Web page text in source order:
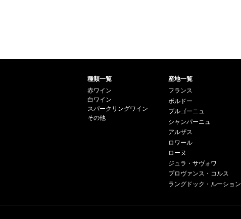
種類一覧
赤ワイン
白ワイン
スパークリングワイン
その他
産地一覧
フランス
ボルドー
ブルゴーニュ
シャンパーニュ
アルザス
ロワール
ローヌ
ジュラ・サヴォワ
プロヴァンス・コルス
ラングドック・ルーション